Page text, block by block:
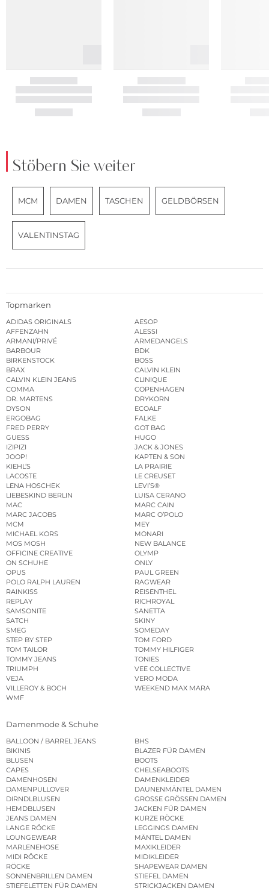
Stöbern Sie weiter
MCM DAMEN TASCHEN GELDBÖRSEN
VALENTINSTAG
Topmarken
ADIDAS ORIGINALS
AESOP
AFFENZAHN
ALESSI
ARMANI/PRIVÉ
ARMEDANGELS
BARBOUR
BDK
BIRKENSTOCK
BOSS
BRAX
CALVIN KLEIN
CALVIN KLEIN JEANS
CLINIQUE
COMMA
COPENHAGEN
DR. MARTENS
DRYKORN
DYSON
ECOALF
ERGOBAG
FALKE
FRED PERRY
GOT BAG
GUESS
HUGO
IZIPIZI
JACK & JONES
JOOP!
KAPTEN & SON
KIEHL’S
LA PRAIRIE
LACOSTE
LE CREUSET
LENA HOSCHEK
LEVI’S®
LIEBESKIND BERLIN
LUISA CERANO
MAC
MARC CAIN
MARC JACOBS
MARC O’POLO
MCM
MEY
MICHAEL KORS
MONARI
MOS MOSH
NEW BALANCE
OFFICINE CREATIVE
OLYMP
ON SCHUHE
ONLY
OPUS
PAUL GREEN
POLO RALPH LAUREN
RAGWEAR
RAINKISS
REISENTHEL
REPLAY
RICHROYAL
SAMSONITE
SANETTA
SATCH
SKINY
SMEG
SOMEDAY
STEP BY STEP
TOM FORD
TOM TAILOR
TOMMY HILFIGER
TOMMY JEANS
TONIES
TRIUMPH
VEE COLLECTIVE
VEJA
VERO MODA
VILLEROY & BOCH
WEEKEND MAX MARA
WMF
Damenmode & Schuhe
BALLOON / BARREL JEANS
BHS
BIKINIS
BLAZER FÜR DAMEN
BLUSEN
BOOTS
CAPES
CHELSEABOOTS
DAMENHOSEN
DAMENKLEIDER
DAMENPULLOVER
DAUNENMÄNTEL DAMEN
DIRNDLBLUSEN
GROSSE GRÖSSEN DAMEN
HEMDBLUSEN
JACKEN FÜR DAMEN
JEANS DAMEN
KURZE RÖCKE
LANGE RÖCKE
LEGGINGS DAMEN
LOUNGEWEAR
MÄNTEL DAMEN
MARLENEHOSE
MAXIKLEIDER
MIDI RÖCKE
MIDIKLEIDER
RÖCKE
SHAPEWEAR DAMEN
SONNENBRILLEN DAMEN
STIEFEL DAMEN
STIEFELETTEN FÜR DAMEN
STRICKJACKEN DAMEN